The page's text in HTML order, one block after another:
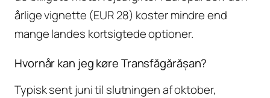
årlige vignette (EUR 28) koster mindre end
mange landes kortsigtede optioner.
Hvornår kan jeg køre Transfăgărășan?
Typisk sent juni til slutningen af oktober,